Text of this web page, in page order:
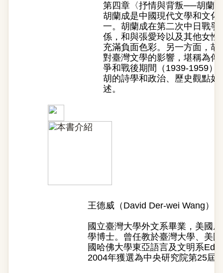
第四章〈抒情與背叛──胡蘭
胡蘭成是中國現代文學和文
一。胡蘭成在第二次中日戰
係，和與張愛玲以及其他女
充滿負面色彩。另一方面，
對臺灣文學的影響，堪稱為
爭和戰後期間（1939-1959）
胡的詩學和政治、歷史觀點
述。
王德威（David Der-wei Wang）
國立臺灣大學外文系畢業，美國
學博士。曾任教於臺灣大學、美
國哈佛大學東亞語言及文明系
2004年獲選為中央研究院第25屆